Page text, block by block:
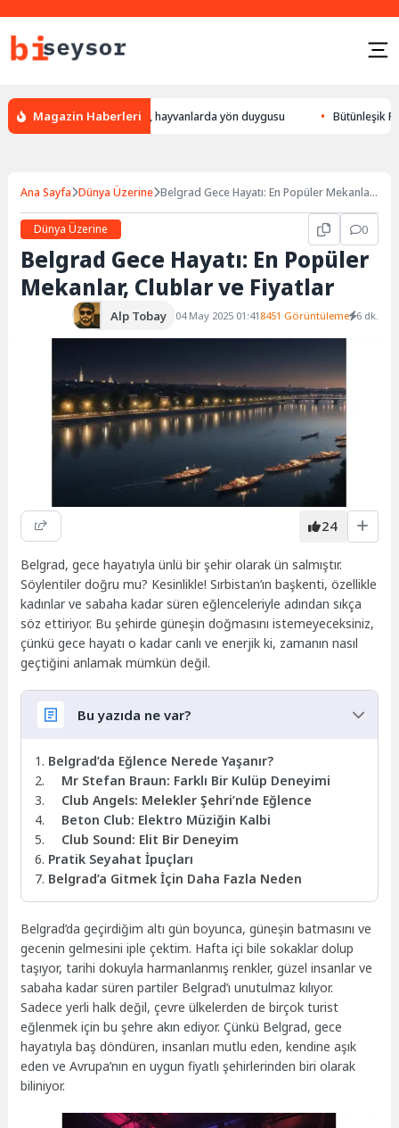
Magazin Haberleri
leylek yön bulması, hayvanlarda yön duygusu Bütünleşik
Ana Sayfa Dünya Üzerine Belgrad Gece Hayatı: En Popüler Mekanlar,
Dünya Üzerine
0
Belgrad Gece Hayatı: En Popüler
Mekanlar, Clublar ve Fiyatlar
Alp Tobay 04 May 2025 01:41 8451 Görüntüleme 6 dk.
24
Belgrad, gece hayatıyla ünlü bir şehir olarak ün salmıştır.
Söylentiler doğru mu? Kesinlikle! Sırbistan’ın başkenti, özellikle
kadınlar ve sabaha kadar süren eğlenceleriyle adından sıkça
söz ettiriyor. Bu şehirde güneşin doğmasını istemeyeceksiniz,
çünkü gece hayatı o kadar canlı ve enerjik ki, zamanın nasıl
geçtiğini anlamak mümkün değil.
Bu yazıda ne var?
Belgrad’da Eğlence Nerede Yaşanır?
Mr Stefan Braun: Farklı Bir Kulüp Deneyimi
Club Angels: Melekler Şehri’nde Eğlence
Beton Club: Elektro Müziğin Kalbi
Club Sound: Elit Bir Deneyim
Pratik Seyahat İpuçları
Belgrad’a Gitmek İçin Daha Fazla Neden
Belgrad’da geçirdiğim altı gün boyunca, güneşin batmasını ve
gecenin gelmesini iple çektim. Hafta içi bile sokaklar dolup
taşıyor, tarihi dokuyla harmanlanmış renkler, güzel insanlar ve
sabaha kadar süren partiler Belgrad’ı unutulmaz kılıyor.
Sadece yerli halk değil, çevre ülkelerden de birçok turist
eğlenmek için bu şehre akın ediyor. Çünkü Belgrad, gece
hayatıyla baş döndüren, insanları mutlu eden, kendine aşık
eden ve Avrupa’nın en uygun fiyatlı şehirlerinden biri olarak
biliniyor.